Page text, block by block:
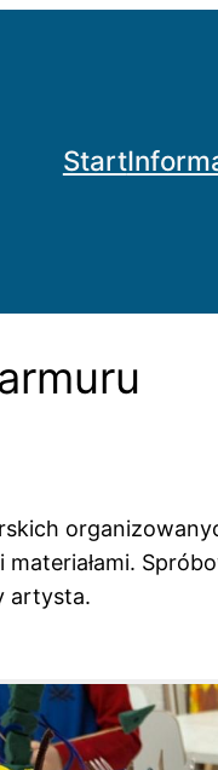
Start
artysta.